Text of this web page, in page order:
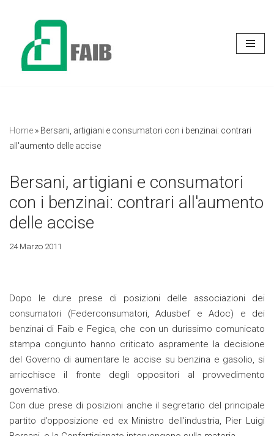
contenuto
Home » Bersani, artigiani e consumatori con i benzinai: contrari
all'aumento delle accise
Bersani, artigiani e consumatori
con i benzinai: contrari all'aumento
delle accise
24 Marzo 2011
Dopo le dure prese di posizioni delle associazioni dei
consumatori (Federconsumatori, Adusbef e Adoc) e dei
benzinai di Faib e Fegica, che con un durissimo comunicato
stampa congiunto hanno criticato aspramente la decisione
del Governo di aumentare le accise su benzina e gasolio, si
arricchisce il fronte degli oppositori al provvedimento
governativo.
Con due prese di posizioni anche il segretario del principale
partito d’opposizione ed ex Ministro dell’industria, Pier Luigi